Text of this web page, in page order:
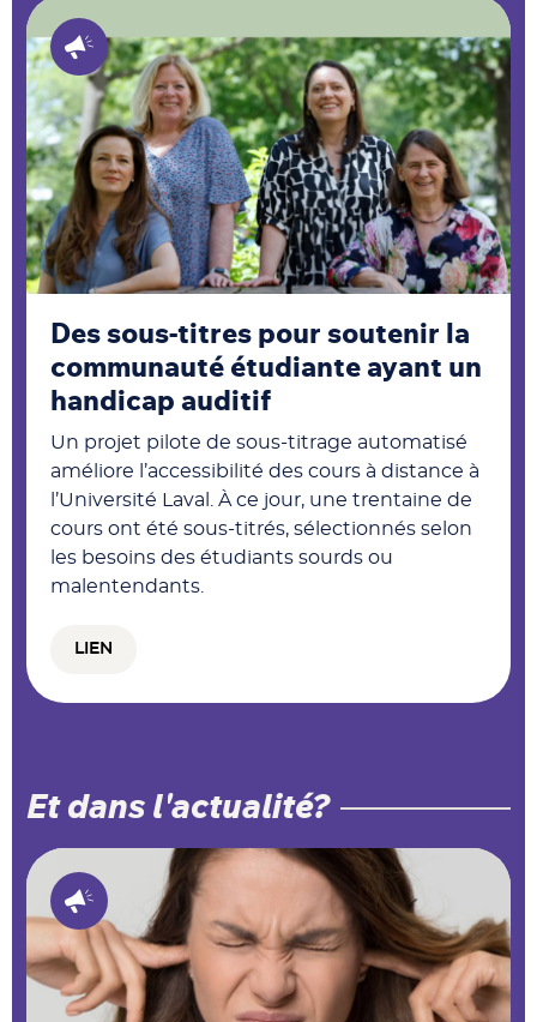
Des sous-titres pour soutenir la
communauté étudiante ayant un
handicap auditif
Un projet pilote de sous-titrage automatisé
améliore l’accessibilité des cours à distance à
l’Université Laval. À ce jour, une trentaine de
cours ont été sous-titrés, sélectionnés selon
les besoins des étudiants sourds ou
malentendants.
LIEN
Et dans l'actualité?